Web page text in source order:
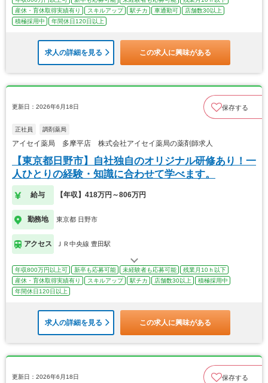
産休・育休取得実績有り
スキルアップ 駅チカ 車通勤可
店舗数30以上
積極採用中
年間休日120日以上
求人の詳細を見る この求人に興味がある
更新日：2026年6月18日 保存する
正社員 調剤薬局
アイセイ薬局 多摩平店 株式会社アイセイ薬局の薬剤師求人
【東京都日野市】自社独自のオリジナル研修あり！一
人ひとりの経験・知識に合わせて学べます。
給与 【年収】418万円～806万円
勤務地 東京都 日野市
アクセス ＪＲ中央線 豊田駅
年収800万円以上可 新卒も応募可能 未経験者も応募可能
残業月10ｈ以下
産休・育休取得実績有り
スキルアップ 駅チカ 店舗数30以上
積極採用中
年間休日120日以上
求人の詳細を見る この求人に興味がある
更新日：2026年6月18日 保存する